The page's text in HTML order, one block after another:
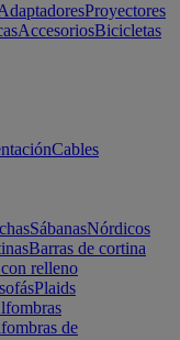
Proyectores
AccesoriosBicicletas
Cables
SábanasNórdicos
Barras de cortina
relleno
Plaids
de